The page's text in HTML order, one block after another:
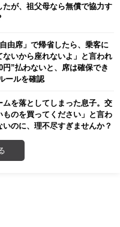
たが、祖父母なら無償で協力す
由席」で帰省したら、乗客に
ないから座れないよ」と言われ
”払わないと、席は確保でき
ールを確認
ムを落としてしまった息子。交
ものを買ってください」と言わ
のに、理不尽すぎませんか？